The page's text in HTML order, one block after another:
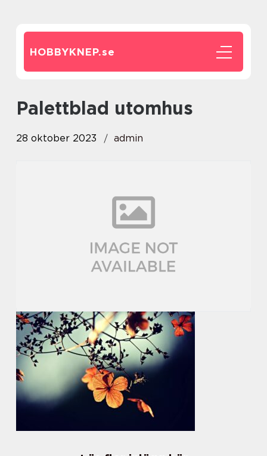
HOBBYKNEP.se
palettblad utomhus
28 oktober 2023 admin